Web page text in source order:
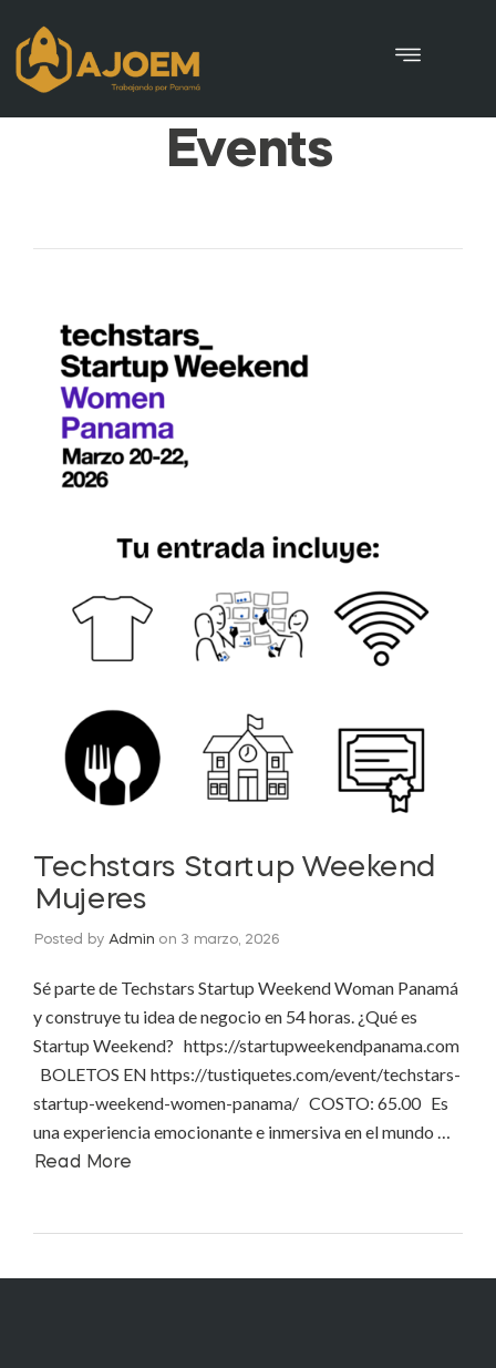
Eventbrite
Events
Techstars Startup Weekend
Mujeres
Posted by Admin on 3 marzo, 2026
Sé parte de Techstars Startup Weekend Woman Panamá
y construye tu idea de negocio en 54 horas. ¿Qué es
Startup Weekend? https://startupweekendpanama.com
BOLETOS EN https://tustiquetes.com/event/techstars-
startup-weekend-women-panama/ COSTO: 65.00 Es
una experiencia emocionante e inmersiva en el mundo …
Read More